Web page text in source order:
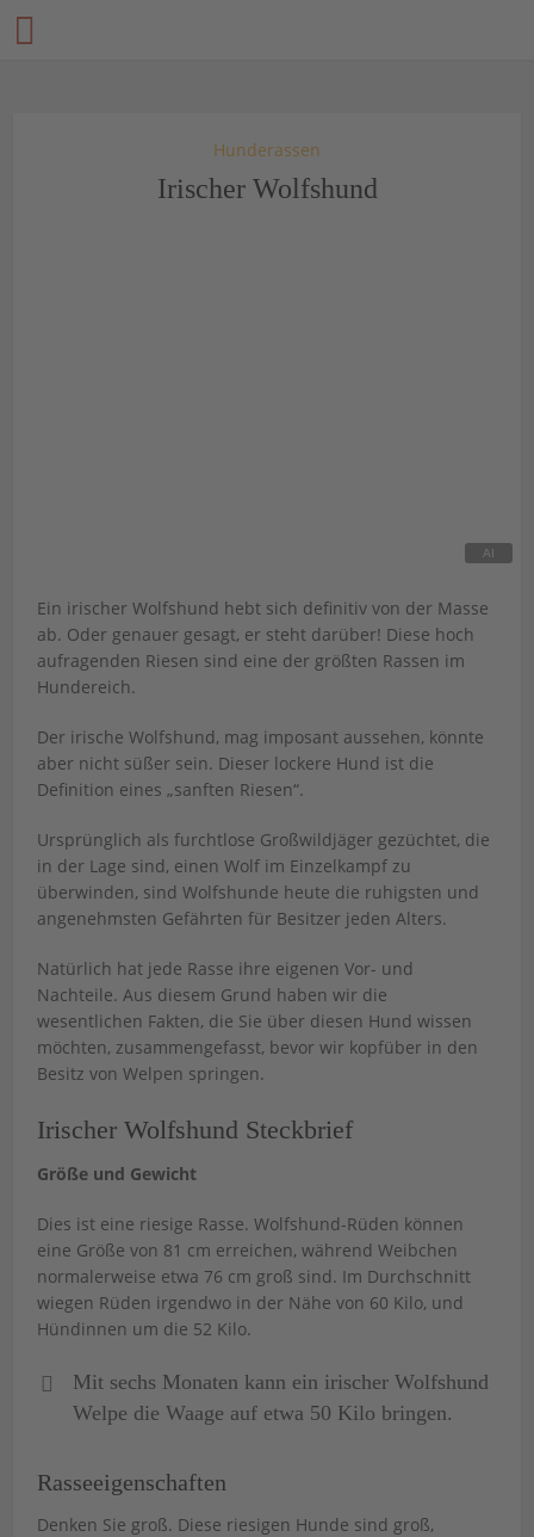
Hunderassen
Irischer Wolfshund
Ein irischer Wolfshund hebt sich definitiv von der Masse
ab. Oder genauer gesagt, er steht darüber! Diese hoch
aufragenden Riesen sind eine der größten Rassen im
Hundereich.
Der irische Wolfshund, mag imposant aussehen, könnte
aber nicht süßer sein. Dieser lockere Hund ist die
Definition eines „sanften Riesen“.
Ursprünglich als furchtlose Großwildjäger gezüchtet, die
in der Lage sind, einen Wolf im Einzelkampf zu
überwinden, sind Wolfshunde heute die ruhigsten und
angenehmsten Gefährten für Besitzer jeden Alters.
Natürlich hat jede Rasse ihre eigenen Vor- und
Nachteile. Aus diesem Grund haben wir die
wesentlichen Fakten, die Sie über diesen Hund wissen
möchten, zusammengefasst, bevor wir kopfüber in den
Besitz von Welpen springen.
Irischer Wolfshund Steckbrief
Größe und Gewicht
Dies ist eine riesige Rasse. Wolfshund-Rüden können
eine Größe von 81 cm erreichen, während Weibchen
normalerweise etwa 76 cm groß sind. Im Durchschnitt
wiegen Rüden irgendwo in der Nähe von 60 Kilo, und
Hündinnen um die 52 Kilo.
Mit sechs Monaten kann ein irischer Wolfshund
Welpe die Waage auf etwa 50 Kilo bringen.
Rasseeigenschaften
Denken Sie groß. Diese riesigen Hunde sind groß,